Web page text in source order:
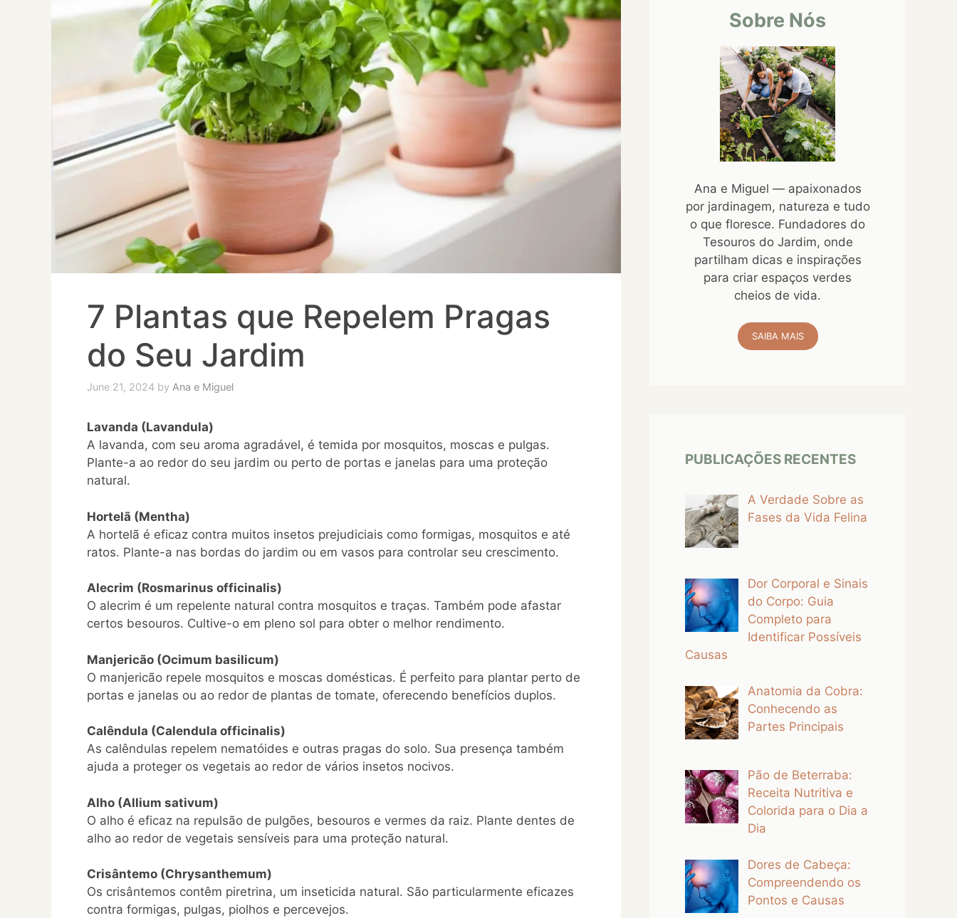
7 Plantas que Repelem Pragas
do Seu Jardim
June 21, 2024 by Ana e Miguel
Lavanda (Lavandula)
A lavanda, com seu aroma agradável, é temida por mosquitos, moscas e pulgas.
Plante-a ao redor do seu jardim ou perto de portas e janelas para uma proteção
natural.
Hortelã (Mentha)
A hortelã é eficaz contra muitos insetos prejudiciais como formigas, mosquitos e até
ratos. Plante-a nas bordas do jardim ou em vasos para controlar seu crescimento.
Alecrim (Rosmarinus officinalis)
O alecrim é um repelente natural contra mosquitos e traças. Também pode afastar
certos besouros. Cultive-o em pleno sol para obter o melhor rendimento.
Manjericão (Ocimum basilicum)
O manjericão repele mosquitos e moscas domésticas. É perfeito para plantar perto de
portas e janelas ou ao redor de plantas de tomate, oferecendo benefícios duplos.
Calêndula (Calendula officinalis)
As calêndulas repelem nematóides e outras pragas do solo. Sua presença também
ajuda a proteger os vegetais ao redor de vários insetos nocivos.
Alho (Allium sativum)
O alho é eficaz na repulsão de pulgões, besouros e vermes da raiz. Plante dentes de
alho ao redor de vegetais sensíveis para uma proteção natural.
Crisântemo (Chrysanthemum)
Os crisântemos contêm piretrina, um inseticida natural. São particularmente eficazes
contra formigas, pulgas, piolhos e percevejos.
Sobre Nós
Ana e Miguel — apaixonados
por jardinagem, natureza e tudo
o que floresce. Fundadores do
Tesouros do Jardim, onde
partilham dicas e inspirações
para criar espaços verdes
cheios de vida.
SAIBA MAIS
PUBLICAÇÕES RECENTES
A Verdade Sobre as
Fases da Vida Felina
Dor Corporal e Sinais
do Corpo: Guia
Completo para
Identificar Possíveis
Causas
Anatomia da Cobra:
Conhecendo as
Partes Principais
Pão de Beterraba:
Receita Nutritiva e
Colorida para o Dia a
Dia
Dores de Cabeça:
Compreendendo os
Pontos e Causas